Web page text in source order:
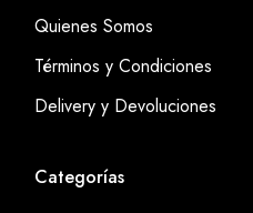
Quienes Somos
Términos y Condiciones
Delivery y Devoluciones
Categorías